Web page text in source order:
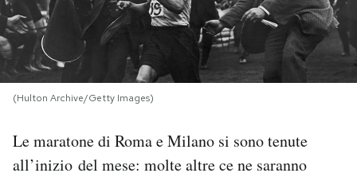
NEWSLETTER
I MIEI PREFERITI
SHOP
(Hulton Archive/Getty Images)
Le maratone di Roma e Milano si sono tenute
all’inizio del mese: molte altre ce ne saranno